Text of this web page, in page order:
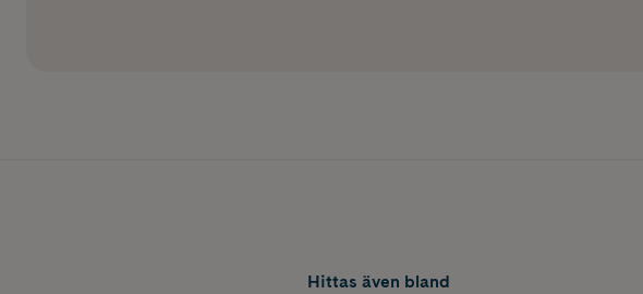
Hittas även bland